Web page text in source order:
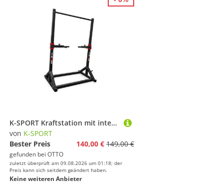
K-SPORT Kraftstation mit integrierter Dip-Station bis 140kg, (Stationäre Pull-Up Bar & Gewichtsablage, Klimmzugturm für Muskeltraining, Pull Up Mate), Made in EU!
von K-SPORT
Bester Preis
140,00 € 149,00 €
gefunden bei OTTO
zuletzt überprüft am 09.08.2026 um 01:18; der
Preis kann sich seitdem geändert haben.
Keine weiteren Anbieter